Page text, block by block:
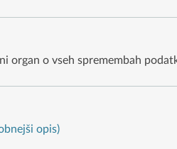
organ o vseh spremembah
opis)